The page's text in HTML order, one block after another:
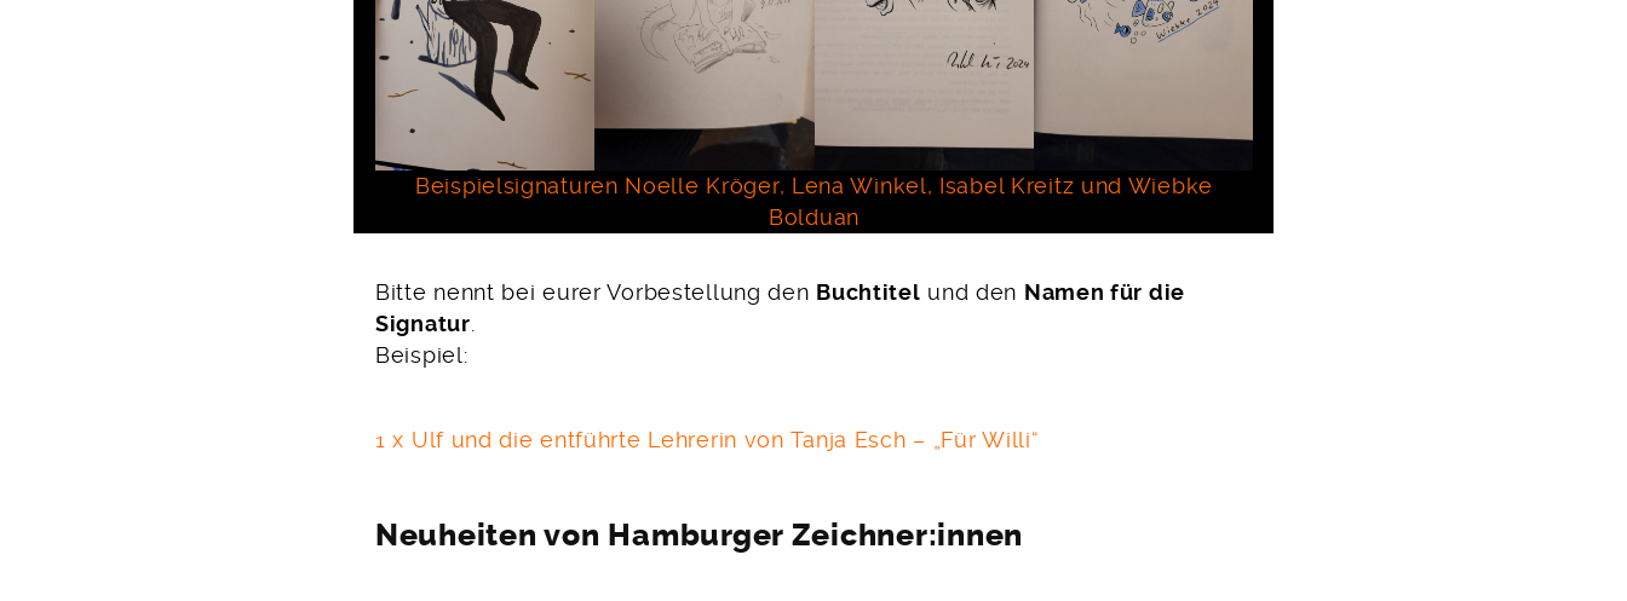
Beispielsignaturen Noelle Kröger, Lena Winkel, Isabel Kreitz und Wiebke
Bolduan
Bitte nennt bei eurer Vorbestellung den Buchtitel und den Namen für die
Signatur
Beispiel:
1 x Ulf und die entführte Lehrerin von Tanja Esch – „Für Willi“
Neuheiten von Hamburger Zeichner:innen